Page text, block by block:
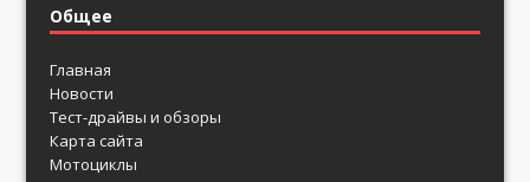
Общее
Главная
Новости
Тест-драйвы и обзоры
Карта сайта
Мотоциклы